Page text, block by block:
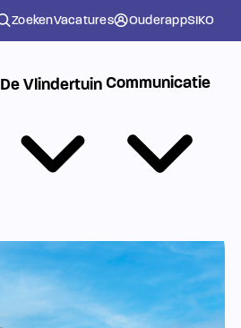
ZoekenVacatures OuderappSIKO
De Vlindertuin Communicatie